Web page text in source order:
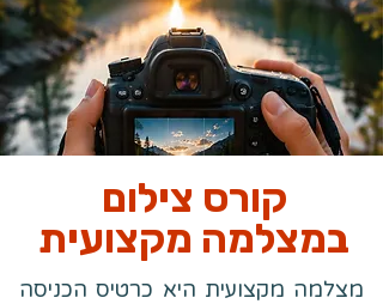
קורס צילום
במצלמה מקצועית
מצלמה מקצועית היא כרטיס הכניסה